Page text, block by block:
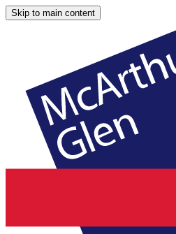
Skip to main content